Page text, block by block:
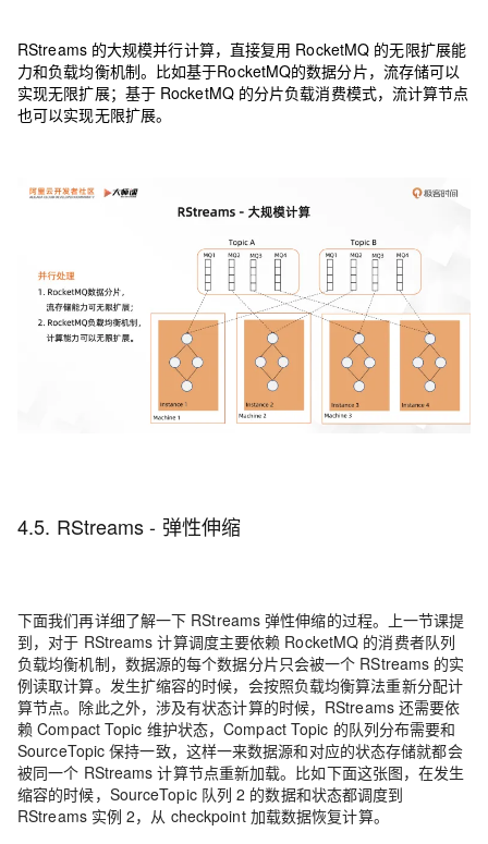
RStreams 的大规模并行计算，直接复用 RocketMQ 的无限扩展能
力和负载均衡机制。比如基于RocketMQ的数据分片，流存储可以
实现无限扩展；基于 RocketMQ 的分片负载消费模式，流计算节点
也可以实现无限扩展。
4.5. RStreams - 弹性伸缩
下面我们再详细了解一下 RStreams 弹性伸缩的过程。上一节课提
到，对于 RStreams 计算调度主要依赖 RocketMQ 的消费者队列
负载均衡机制，数据源的每个数据分片只会被一个 RStreams 的实
例读取计算。发生扩缩容的时候，会按照负载均衡算法重新分配计
算节点。除此之外，涉及有状态计算的时候，RStreams 还需要依
赖 Compact Topic 维护状态，Compact Topic 的队列分布需要和
SourceTopic 保持一致，这样一来数据源和对应的状态存储就都会
被同一个 RStreams 计算节点重新加载。比如下面这张图，在发生
缩容的时候，SourceTopic 队列 2 的数据和状态都调度到
RStreams 实例 2，从 checkpoint 加载数据恢复计算。